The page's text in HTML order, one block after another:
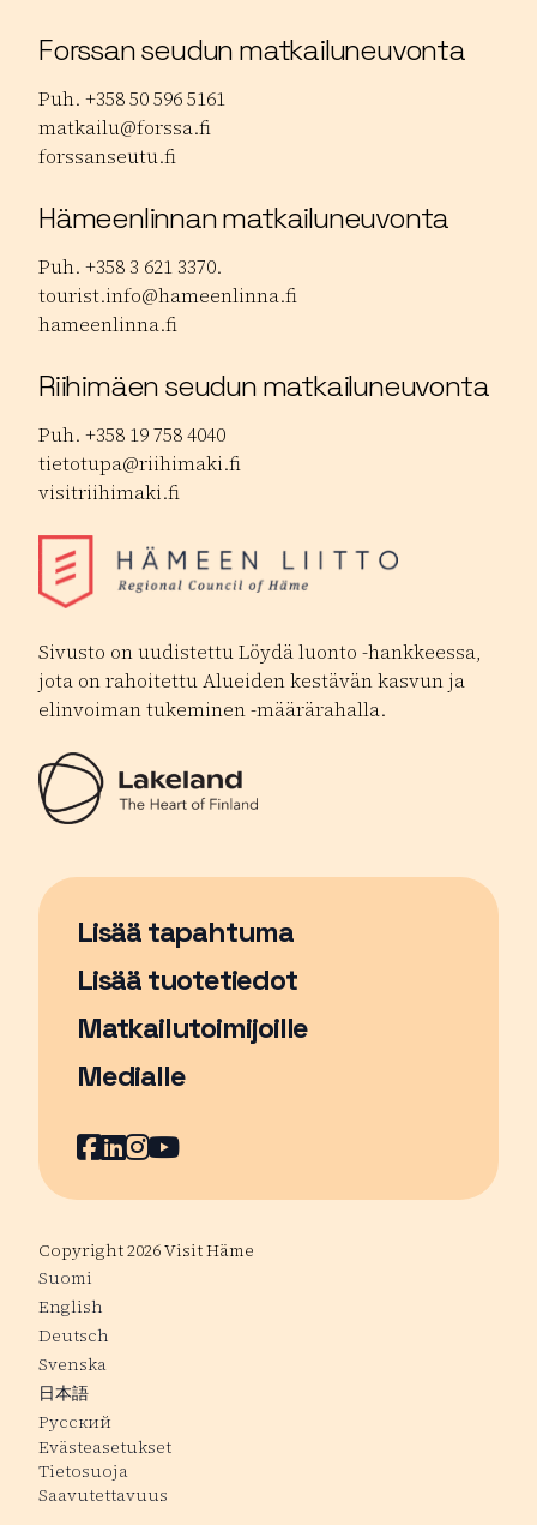
Forssan seudun matkailuneuvonta
Puh. +358 50 596 5161
matkailu@forssa.fi
forssanseutu.fi
Hämeenlinnan matkailuneuvonta
Puh. +358 3 621 3370.
tourist.info@hameenlinna.fi
hameenlinna.fi
Riihimäen seudun matkailuneuvonta
Puh. +358 19 758 4040
tietotupa@riihimaki.fi
visitriihimaki.fi
Sivusto on uudistettu Löydä luonto -hankkeessa,
jota on rahoitettu Alueiden kestävän kasvun ja
elinvoiman tukeminen -määrärahalla.
Lisää tapahtuma
Sivu avautuu uudessa ikkunassa
Lisää tuotetiedot
Matkailutoimijoille
Medialle
Facebook
Sivu avautuu uudessa ikkunassa
LinkedIn
Sivu avautuu uudessa ikkunassa
Instagram
Sivu avautuu uudessa
YouTube
Sivu avautuu uudessa
Copyright 2026 Visit Häme
Suomi
English
Deutsch
Svenska
日本語
Русский
Evästeasetukset
Tietosuoja
Saavutettavuus